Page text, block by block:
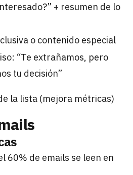
+ resumen de lo
o contenido especial
“Te extrañamos, pero
tu decisión”
la lista (mejora métricas)
60% de emails se leen en